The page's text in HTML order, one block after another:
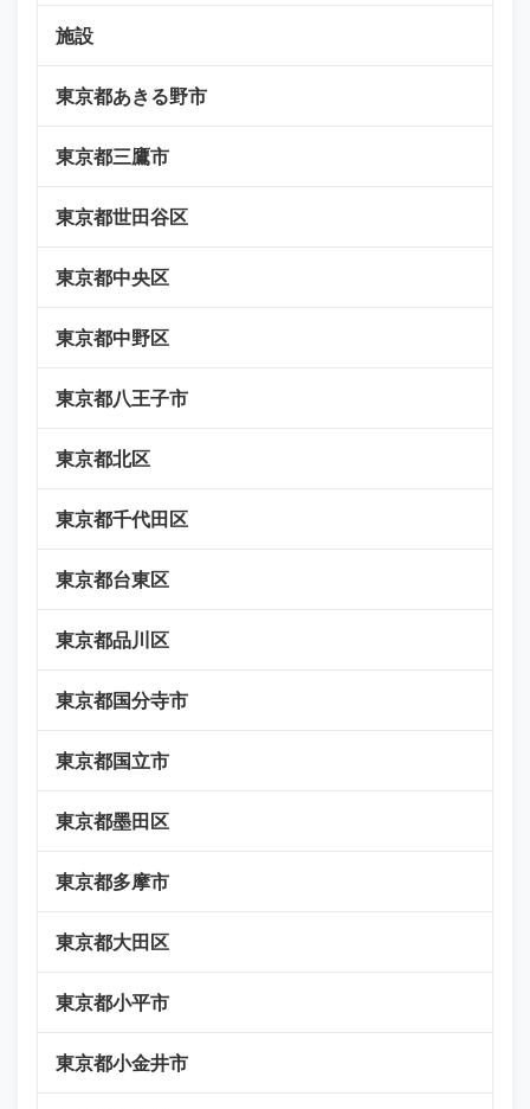
施設
東京都あきる野市
東京都三鷹市
東京都世田谷区
東京都中央区
東京都中野区
東京都八王子市
東京都北区
東京都千代田区
東京都台東区
東京都品川区
東京都国分寺市
東京都国立市
東京都墨田区
東京都多摩市
東京都大田区
東京都小平市
東京都小金井市